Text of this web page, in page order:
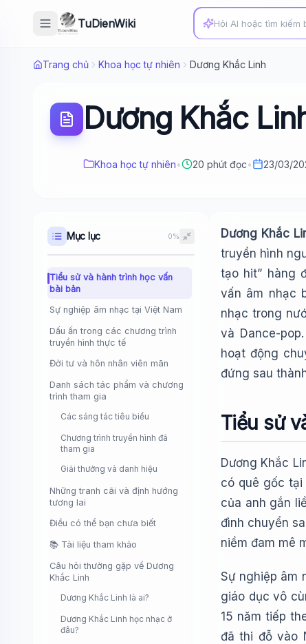
TuDienWiki
Trang chủ Khoa học tự nhiên Dương Khắc Linh
Dương Khắc
Khoa học tự nhiên• 20 phút đọc• 23/03/
Mục lục 0%
Tiểu sử và hành trình học vấn
bài bản
Sự nghiệp âm nhạc tại Việt Nam
Dấu ấn trong các chương trình
truyền hình thực tế
Đời tư và hôn nhân viên mãn
Danh sách tác phẩm và chương
trình tham gia
Các sáng tác tiêu biểu
Chương trình truyền hình đã
tham gia
Giải thưởng và danh hiệu
Những tranh cãi và định hướng
tương lai
Điều có thể bạn chưa biết
📚 Tài liệu tham khảo
Câu hỏi thường gặp về Dương
Khắc Linh
Dương Khắc Linh là ai?
Dương Khắc Linh học nhạc ở
đâu?
Dương Khắc
truyền hình
tạo hit” hàng
vấn âm nhạc
nhạc trong
và Dance-
hoạt động
đứng sau
Tiểu sử
Dương Khắc
có quê gốc tại
của anh gắn
đình chuyển
niềm đam mê
Sự nghiệp âm
giáo dục vô
15 năm tiếp
đã thi đỗ vào